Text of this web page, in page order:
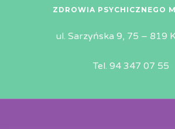
ZDROWIA PSYCHICZNEGO
ul. Sarzyńska 9, 75 – 819
Tel. 94 347 07 55